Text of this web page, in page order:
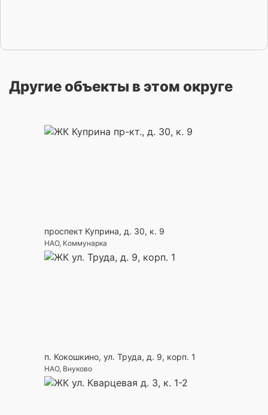
Другие объекты в этом округе
проспект Куприна, д. 30, к. 9
НАО, Коммунарка
п. Кокошкино, ул. Труда, д. 9, корп. 1
НАО, Внуково